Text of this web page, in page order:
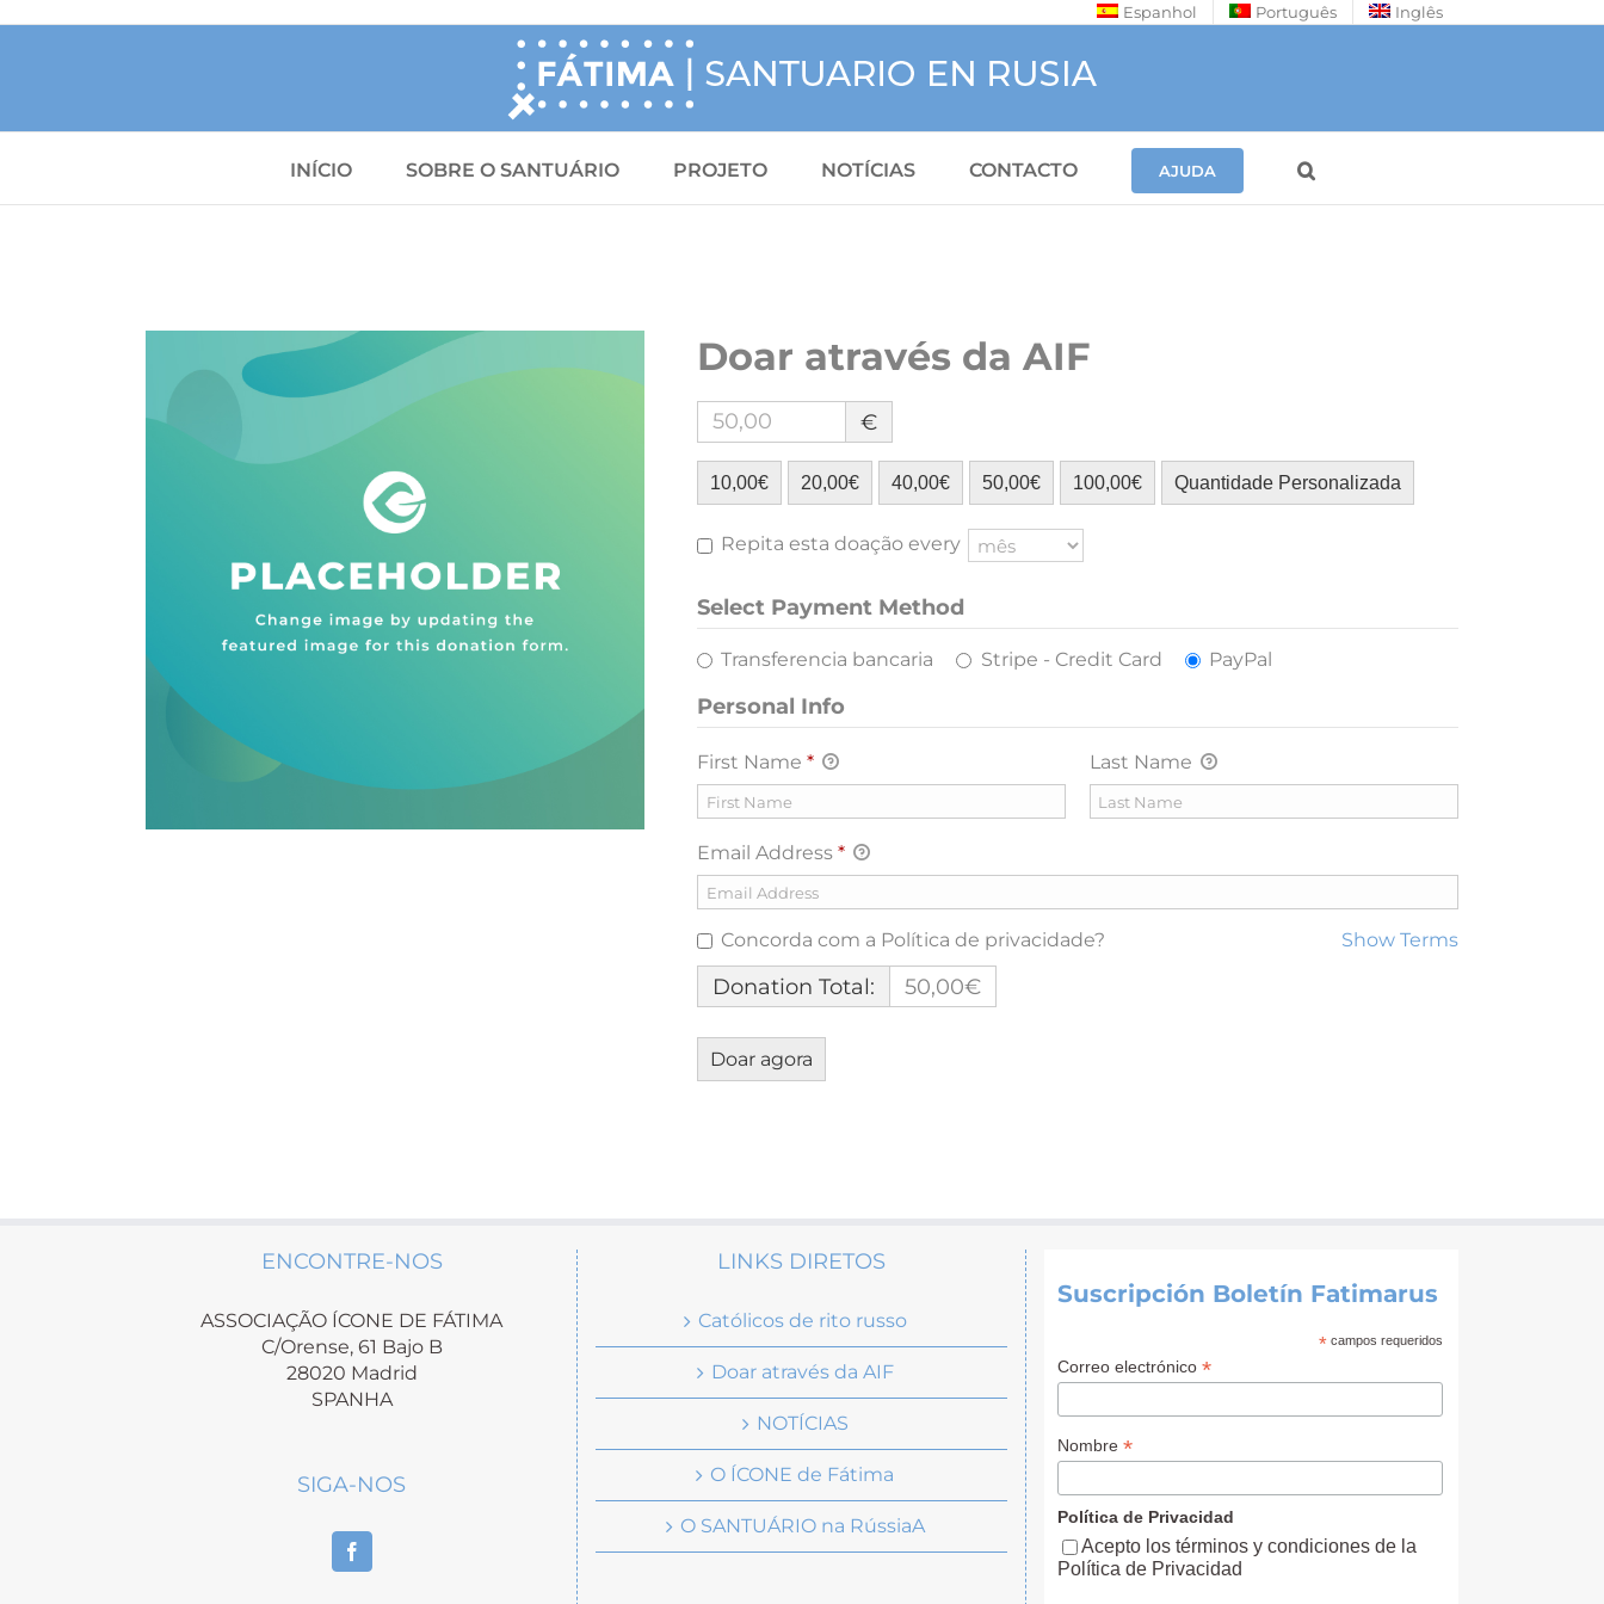
Espanhol Português Inglês
INÍCIO SOBRE O SANTUÁRIO PROJETO NOTÍCIAS CONTACTO AJUDA
Doar através da AIF
€
10,00€ 20,00€ 40,00€ 50,00€ 100,00€ Quantidade Personalizada
Repita esta doação every
Select Payment Method
Transferencia bancaria Stripe - Credit Card PayPal
Personal Info
First Name * Last Name
Email Address *
Show Terms
Concorda com a Política de privacidade?
Donation Total: 50,00€
ENCONTRE-NOS
ASSOCIAÇÃO ÍCONE DE FÁTIMA
C/Orense, 61 Bajo B
28020 Madrid
SPANHA
SIGA-NOS
LINKS DIRETOS
Católicos de rito russo
Doar através da AIF
NOTÍCIAS
O ÍCONE de Fátima
O SANTUÁRIO na RússiaA
Suscripción Boletín Fatimarus
*campos requeridos
Correo electrónico *
Nombre *
Política de Privacidad
Acepto los términos y condiciones de la
Política de Privacidad